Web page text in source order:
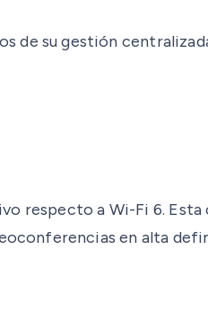
de su gestión
respecto a Wi-Fi 6. Esta
en alta